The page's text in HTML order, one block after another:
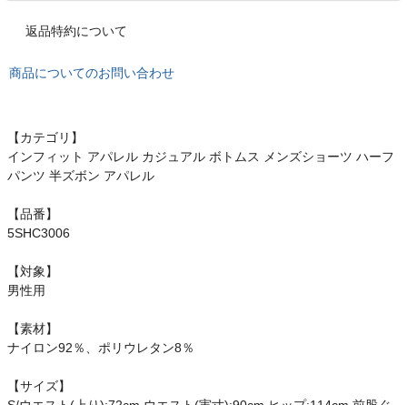
インフィット INFIT
サックス SAXX
スポーツマリオTOP
お気に入り
ご利用ガイド
クーポン一覧
返品特約について
商品についてのお問い合わせ
【カテゴリ】
インフィット アパレル カジュアル ボトムス メンズショーツ ハーフ
パンツ 半ズボン アパレル
【品番】
5SHC3006
【対象】
男性用
【素材】
ナイロン92％、ポリウレタン8％
【サイズ】